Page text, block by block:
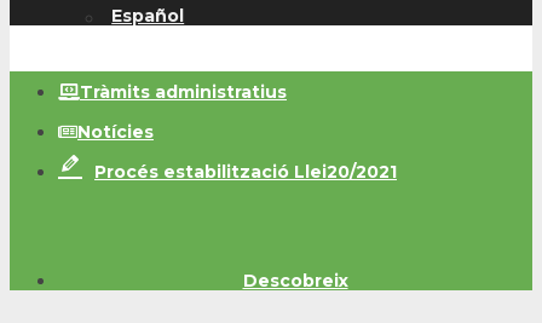
Español
Tràmits administratius
Notícies
Procés estabilització Llei20/2021
Descobreix